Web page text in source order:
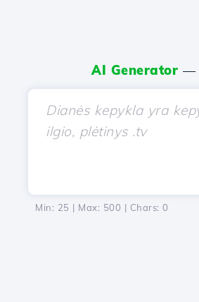
AI Generator —
Min: 25 | Max: 500 | Chars: 0